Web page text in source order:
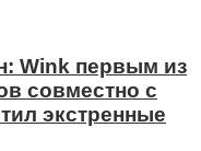
Wink первым из
совместно с
экстренные